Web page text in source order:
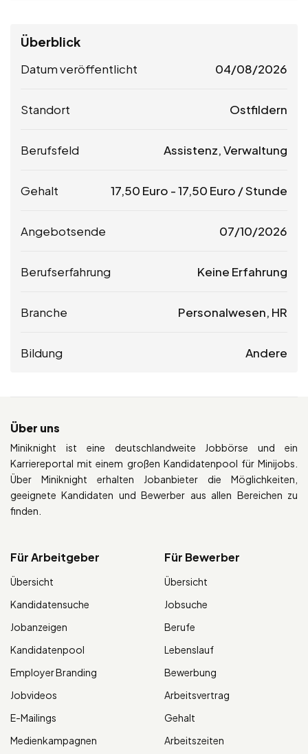
Überblick
Datum veröffentlicht 04/08/2026
Standort Ostfildern
Berufsfeld Assistenz, Verwaltung
Gehalt 17,50 Euro -17,50 Euro / Stunde
Angebotsende 07/10/2026
Berufserfahrung Keine Erfahrung
Branche Personalwesen, HR
Bildung Andere
Über uns
Miniknight ist eine deutschlandweite Jobbörse und ein
Karriereportal mit einem großen Kandidatenpool für Minijobs.
Über Miniknight erhalten Jobanbieter die Möglichkeiten,
geeignete Kandidaten und Bewerber aus allen Bereichen zu
finden.
Für Arbeitgeber
Übersicht
Kandidatensuche
Jobanzeigen
Kandidatenpool
Employer Branding
Jobvideos
E-Mailings
Medienkampagnen
Für Bewerber
Übersicht
Jobsuche
Berufe
Lebenslauf
Bewerbung
Arbeitsvertrag
Gehalt
Arbeitszeiten